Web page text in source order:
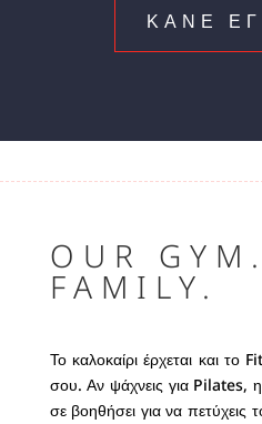
ΚΑΝΕ
OUR
FAMILY.
Το καλοκαίρι έρχεται και το
σου. Αν ψάχνεις για Pilates,
σε βοηθήσει για να